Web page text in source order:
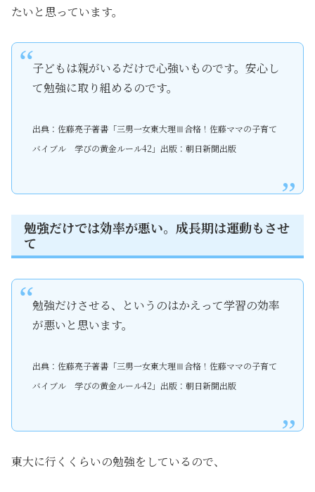
たいと思っています。
子どもは親がいるだけで心強いものです。安心し
て勉強に取り組めるのです。
出典：佐藤亮子著書「三男一女東大理Ⅲ合格！佐藤ママの子育て
バイブル 学びの黄金ルール42」出版：朝日新聞出版
勉強だけでは効率が悪い。成長期は運動もさせ
て
勉強だけさせる、というのはかえって学習の効率
が悪いと思います。
出典：佐藤亮子著書「三男一女東大理Ⅲ合格！佐藤ママの子育て
バイブル 学びの黄金ルール42」出版：朝日新聞出版
東大に行くくらいの勉強をしているので、